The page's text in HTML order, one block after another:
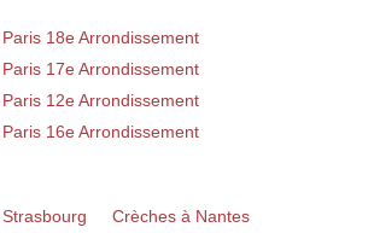
18e Arrondissement
17e Arrondissement
12e Arrondissement
16e Arrondissement
Crèches à Nantes